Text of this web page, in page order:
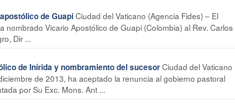
de GuapiCiudad del Vaticano (Agencia Fides) – El
Vicario Apostólico de Guapi (Colombia) al Rev. Carlos
Dir ...
de Inírida y nombramiento del sucesorCiudad del Vaticano
de 2013, ha aceptado la renuncia al gobierno pastoral
por Su Exc. Mons. Ant ...